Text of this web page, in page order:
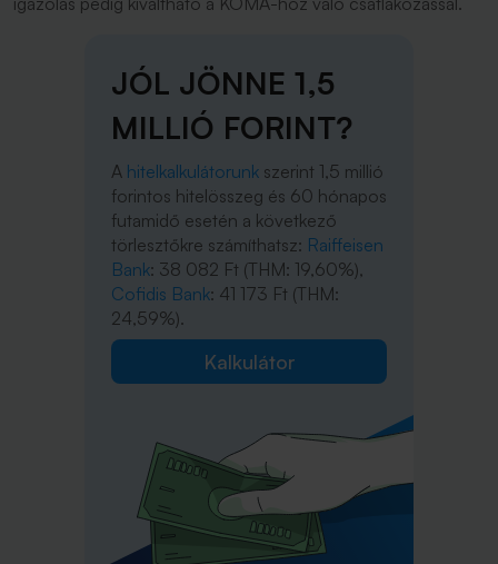
JÓL JÖNNE 1,5
MILLIÓ FORINT?
A hitelkalkulátorunk szerint 1,5 millió
forintos hitelösszeg és 60 hónapos
futamidő esetén a következő
törlesztőkre számíthatsz: Raiffeisen
Bank: 38 082 Ft (THM: 19,60%),
Cofidis Bank: 41 173 Ft (THM:
24,59%).
Kalkulátor